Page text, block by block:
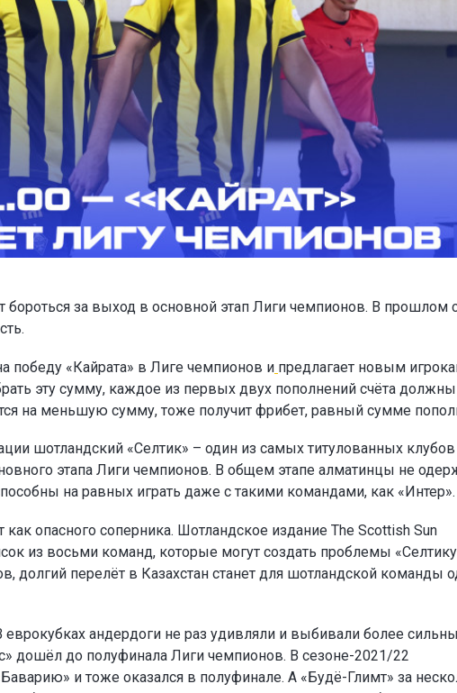
бороться за выход в основной этап Лиги чемпионов. В прошлом
победу «Кайрата» в Лиге чемпионов и предлагает новым
эту сумму, каждое из первых двух пополнений счёта
на меньшую сумму, тоже получит фрибет, равный сумме
шотландский «Селтик» – один из самых титулованных клубов
этапа Лиги чемпионов. В общем этапе алматинцы не
на равных играть даже с такими командами, как «Интер».
опасного соперника. Шотландское издание The Scottish Sun
из восьми команд, которые могут создать проблемы
долгий перелёт в Казахстан станет для шотландской команды
еврокубках андердоги не раз удивляли и выбивали более
дошёл до полуфинала Лиги чемпионов. В сезоне-2021/22
и тоже оказался в полуфинале. А «Будё-Глимт» за